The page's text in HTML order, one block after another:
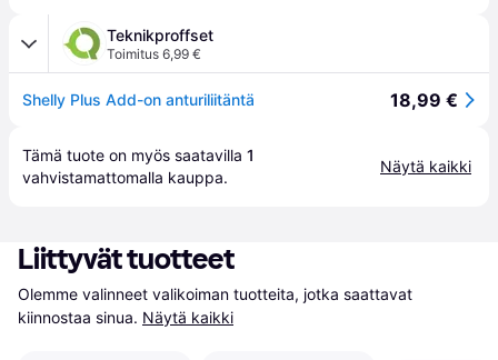
Teknikproffset
Toimitus 6,99 €
Shelly Plus Add-on anturiliitäntä 18,99 €
Tämä tuote on myös saatavilla 1
vahvistamattomalla kauppa.
Näytä kaikki
Liittyvät tuotteet
Olemme valinneet valikoiman tuotteita, jotka saattavat
kiinnostaa sinua. Näytä kaikki